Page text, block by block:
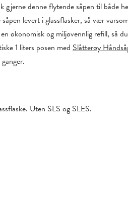
gjerne denne flytende såpen til både
levert i glassflasker, så vær
økonomisk og miljøvennlig refill, så
1 liters posen med Slåtterøy
Uten SLS og SLES.